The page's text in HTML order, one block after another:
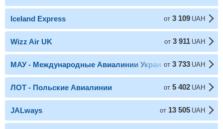
Iceland Express от 3 109 UAH
Wizz Air UK от 3 911 UAH
МАУ - Международные Авиалинии Украины
от 3 733 UAH
ЛОТ - Польские Авиалинии от 5 402 UAH
JALways от 13 505 UAH